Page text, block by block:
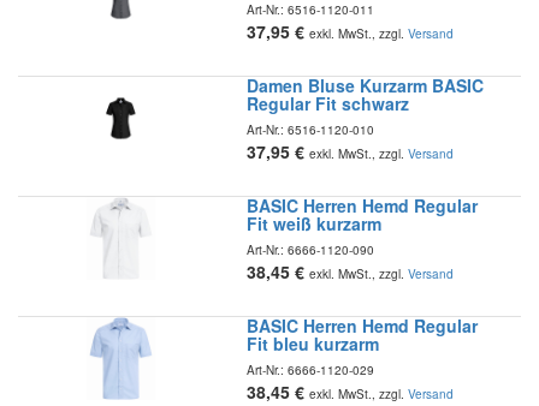
Art-Nr.: 6516-1120-011
37,95 € exkl. MwSt., zzgl. Versand
Damen Bluse Kurzarm BASIC
Regular Fit schwarz
Art-Nr.: 6516-1120-010
37,95 € exkl. MwSt., zzgl. Versand
BASIC Herren Hemd Regular
Fit weiß kurzarm
Art-Nr.: 6666-1120-090
38,45 € exkl. MwSt., zzgl. Versand
BASIC Herren Hemd Regular
Fit bleu kurzarm
Art-Nr.: 6666-1120-029
38,45 € exkl. MwSt., zzgl. Versand